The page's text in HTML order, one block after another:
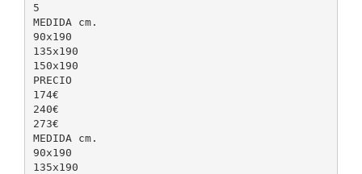
5
MEDIDA cm.
90x190
135x190
150x190
PRECIO
174€
240€
273€
MEDIDA cm.
90x190
135x190